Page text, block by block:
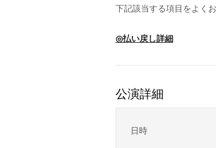
下記該当する項目をよく
◎払い戻し詳細
公演詳細
日時